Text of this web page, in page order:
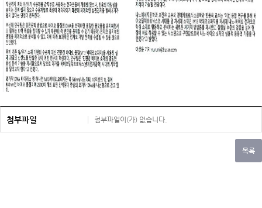
첨부파일 첨부파일이(가) 없습니다.